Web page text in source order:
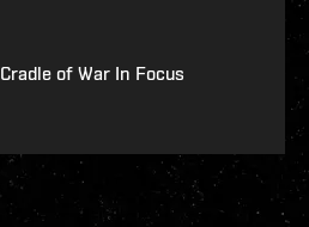
Cradle of War In Focus